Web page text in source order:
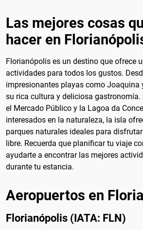
Las mejores cosas
hacer en
Florianópolis es un destino que ofrece
actividades para todos los gustos.
impresionantes playas como Joaquina
su rica cultura y deliciosa gastronomía.
el Mercado Público y la Lagoa da
interesados en la naturaleza, la isla
parques naturales ideales para
libre. Recuerda que planificar tu viaje
ayudarte a encontrar las mejores
durante tu estancia.
Aeropuertos en
Florianópolis (IATA: FLN)